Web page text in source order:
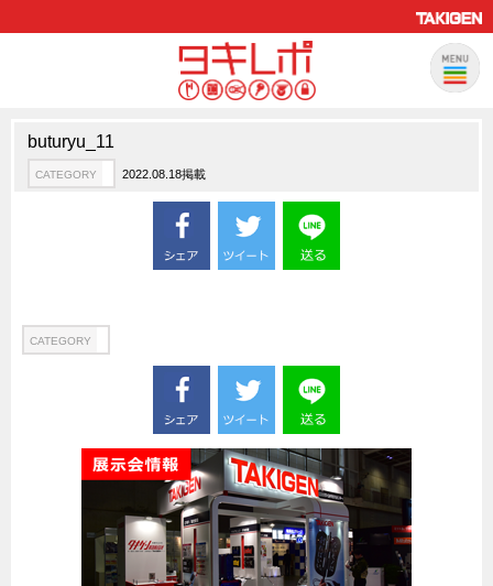
CATEGORY
新製品ロケットニュース
ハイセキュリティ錠前TAKシリーズ
CFRP（炭素繊維強化プラスチック）
ソリューション
船舶・港湾設備
試作・特注品の事例集
buturyu_11
CATEGORY 2022.08.18掲載
CATEGORY